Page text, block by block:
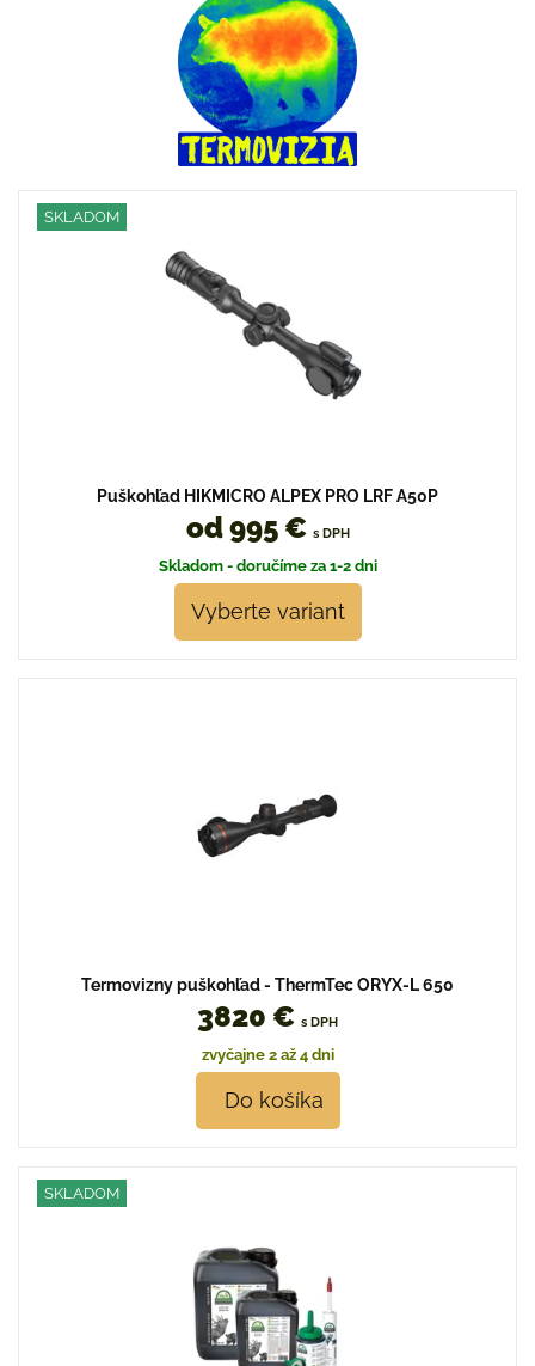
SKLADOM
Puškohľad HIKMICRO ALPEX PRO LRF A50P
od 995 € s DPH
Skladom - doručíme za 1-2 dni
Vyberte variant
Termovizny puškohľad - ThermTec ORYX-L 650
3820 € s DPH
zvyčajne 2 až 4 dni
Do košíka
SKLADOM